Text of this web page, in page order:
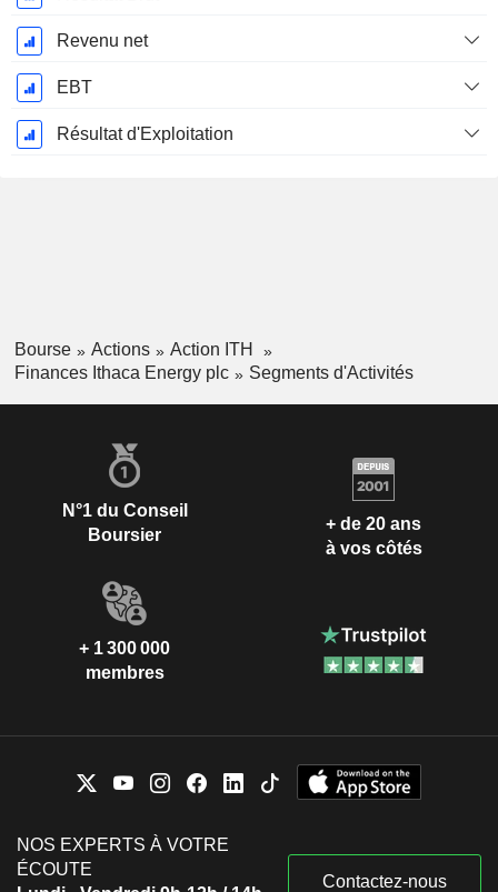
Revenu net
EBT
Résultat d'Exploitation
Bourse Actions
Action ITH
Finances Ithaca Energy plc
Segments d'Activités
N°1 du Conseil
Boursier
+ de 20 ans
à vos côtés
+ 1 300 000
membres
NOS EXPERTS À VOTRE
ÉCOUTE
Contactez-nous